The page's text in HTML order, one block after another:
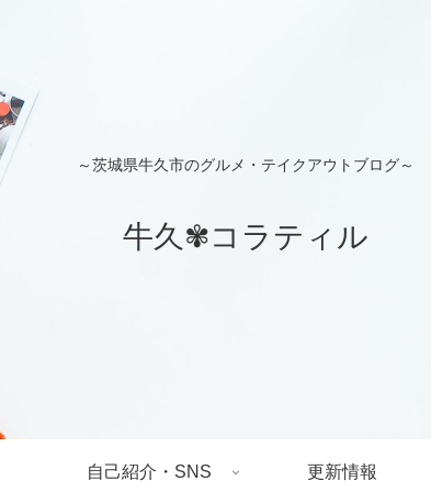
～茨城県牛久市のグルメ・テイクアウトブログ～
牛久✾コラティル
自己紹介・SNS 更新情報